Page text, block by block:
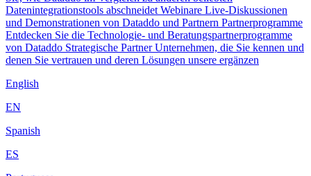
Datenintegrationstools abschneidet Webinare Live-Diskussionen
und Demonstrationen von Dataddo und Partnern Partnerprogramme
Entdecken Sie die Technologie- und Beratungspartnerprogramme
von Dataddo Strategische Partner Unternehmen, die Sie kennen und
denen Sie vertrauen und deren Lösungen unsere ergänzen
English
EN
Spanish
ES